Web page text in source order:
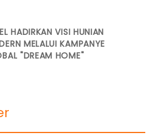
HADIRKAN VISI HUNIAN
MELALUI KAMPANYE
"DREAM HOME"